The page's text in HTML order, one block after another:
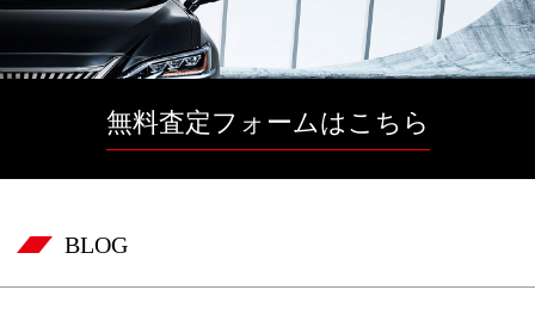
無料査定フォームはこちら
BLOG